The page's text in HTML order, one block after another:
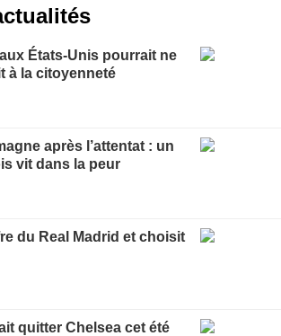
États-Unis pourrait ne
à la citoyenneté
après l’attentat : un
vit dans la peur
du Real Madrid et choisit
quitter Chelsea cet été